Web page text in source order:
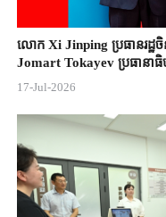
លោក Xi Jinping ប្រធានរដ្ឋ
Jomart ​Tokayev ​ប្រធានាធិ
17-Jul-2026